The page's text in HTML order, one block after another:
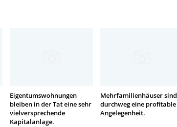
Eigentumswohnungen
bleiben in der Tat eine sehr
vielversprechende
Kapitalanlage.
Mehrfamilienhäuser sind
durchweg eine profitable
Angelegenheit.